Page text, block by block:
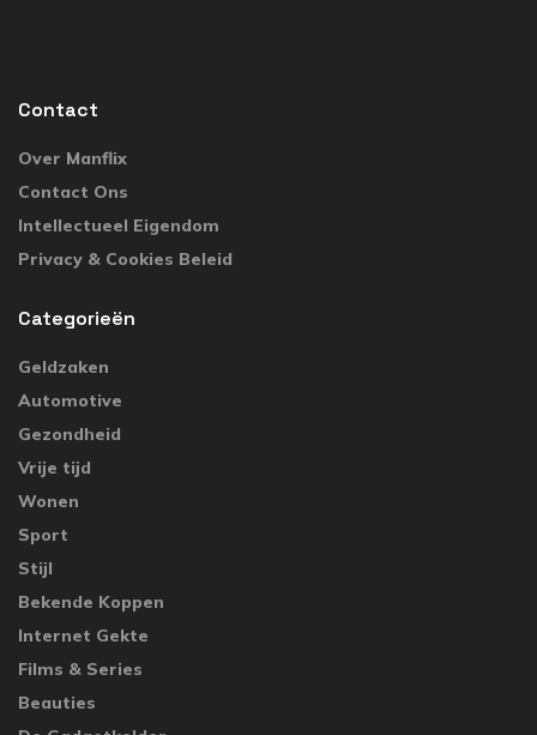
Contact
Over Manflix
Contact Ons
Intellectueel Eigendom
Privacy & Cookies Beleid
Categorieën
Geldzaken
Automotive
Gezondheid
Vrije tijd
Wonen
Sport
Stijl
Bekende Koppen
Internet Gekte
Films & Series
Beauties